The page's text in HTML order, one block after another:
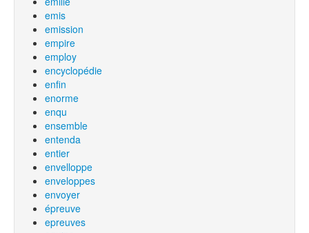
emis
emission
empire
employ
encyclopédie
enfin
enorme
enqu
ensemble
entenda
entier
envelloppe
enveloppes
envoyer
épreuve
epreuves